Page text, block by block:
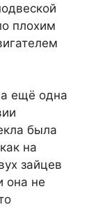
плохим
ещё одна
была
на
зайцев
она не